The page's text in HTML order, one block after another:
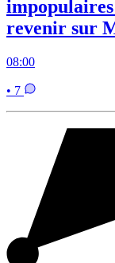
revenir sur
08:00
• 7